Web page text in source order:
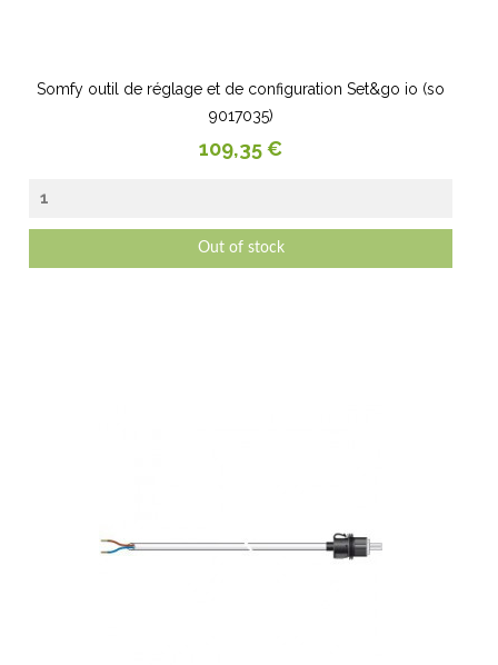
Somfy outil de réglage et de configuration Set&go io (so
9017035)
Prix
109,35 €
Out of stock